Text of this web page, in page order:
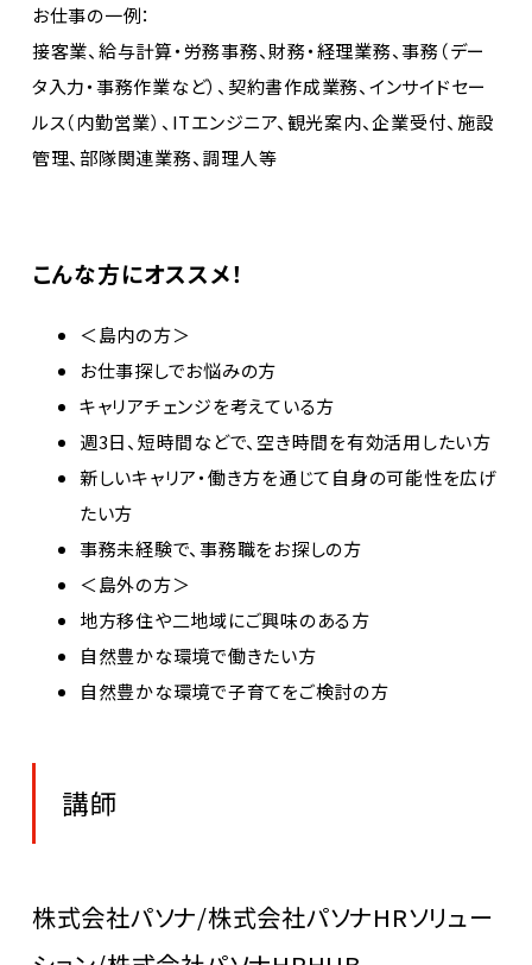
お仕事の一例：
接客業、給与計算・労務事務、財務・経理業務、事務（デー
タ入力・事務作業など）、契約書作成業務、インサイドセー
ルス（内勤営業）、ITエンジニア、観光案内、企業受付、施設
管理、部隊関連業務、調理人等
こんな方にオススメ！
＜島内の方＞
お仕事探しでお悩みの方
キャリアチェンジを考えている方
週3日、短時間などで、空き時間を有効活用したい方
新しいキャリア・働き方を通じて自身の可能性を広げ
たい方
事務未経験で、事務職をお探しの方
＜島外の方＞
地方移住や二地域にご興味のある方
自然豊かな環境で働きたい方
自然豊かな環境で子育てをご検討の方
講師
株式会社パソナ/株式会社パソナHRソリュー